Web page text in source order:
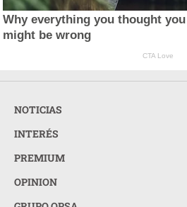
Why everything you thought
might be wrong
CTA Love
NOTICIAS
INTERÉS
PREMIUM
OPINION